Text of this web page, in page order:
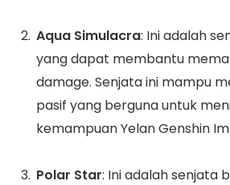
Aqua Simulacra: Ini adalah
yang dapat membantu
damage. Senjata ini mampu
pasif yang berguna untuk
kemampuan Yelan Genshin
Polar Star: Ini adalah senjata